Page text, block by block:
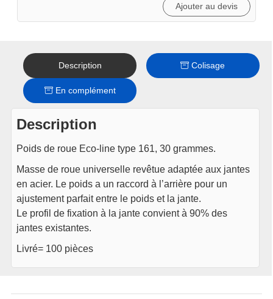
Ajouter au devis
Description Colisage
En complément
Description
Poids de roue Eco-line type 161, 30 grammes.
Masse de roue universelle revêtue adaptée aux jantes
en acier. Le poids a un raccord à l’arrière pour un
ajustement parfait entre le poids et la jante.
Le profil de fixation à la jante convient à 90% des
jantes existantes.
Livré= 100 pièces